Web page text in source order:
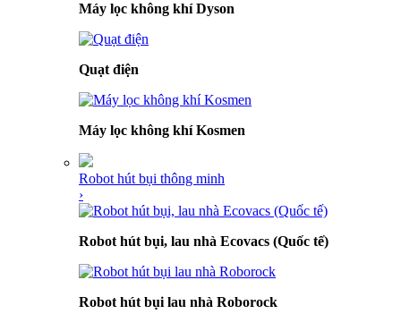
Máy lọc không khí Dyson
Quạt điện
Máy lọc không khí Kosmen
Robot hút bụi thông minh
›
Robot hút bụi, lau nhà Ecovacs (Quốc tế)
Robot hút bụi lau nhà Roborock